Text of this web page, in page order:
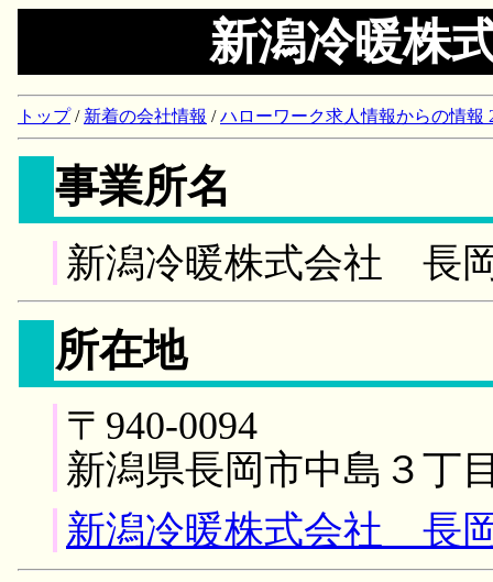
新潟冷暖株
トップ/ 新着の会社情報 /ハローワーク求人情報からの情報
事業所名
新潟冷暖株式会社 長
所在地
〒940-0094
新潟県長岡市中島３丁
新潟冷暖株式会社 長